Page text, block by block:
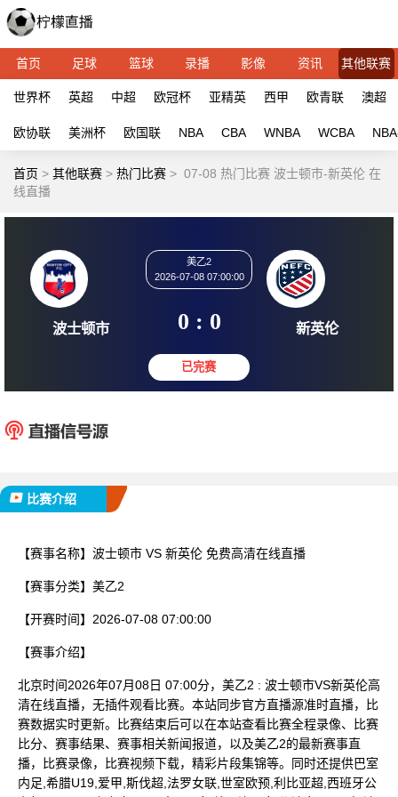
首页 足球 篮球 录播 影像 资讯 其他联赛
世界杯 英超 中超 欧冠杯 亚精英 西甲 欧青联 澳超
欧协联 美洲杯 欧国联 NBA CBA WNBA WCBA
首页 > 其他联赛 > 热门比赛 > 07-08 热门比赛 波士顿市-新英伦 在
线直播
2026-07-08 07:00:00
0 : 0
比赛介绍
【赛事名称】 波士顿市 VS 新英伦 免费高清在线直播
【赛事分类】 美乙2
【开赛时间】 2026-07-08 07:00:00
【赛事介绍】
北京时间2026年07月08日 07:00分，美乙2 : 波士顿市VS新英伦高
清在线直播，无插件观看比赛。本站同步官方直播源准时直播，比
赛数据实时更新。比赛结束后可以在本站查看比赛全程录像、比赛
比分、赛事结果、赛事相关新闻报道，以及美乙2的最新赛事直
播，比赛录像，比赛视频下载，精彩片段集锦等。同时还提供巴室
内足,希腊U19,爱甲,斯伐超,法罗女联,世室欧预,利比亚超,西班牙公